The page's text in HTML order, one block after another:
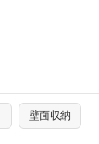
壁面収納